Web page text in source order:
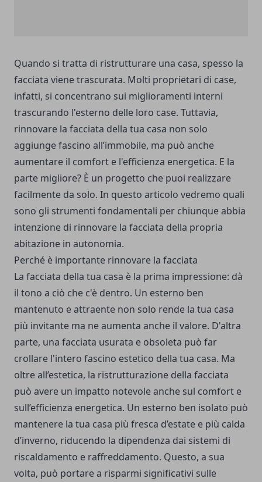
Quando si tratta di ristrutturare una casa, spesso la
facciata viene trascurata. Molti proprietari di case,
infatti, si concentrano sui miglioramenti interni
trascurando l'esterno delle loro case. Tuttavia,
rinnovare la facciata della tua casa non solo
aggiunge fascino all’immobile, ma può anche
aumentare il comfort e l'efficienza energetica. E la
parte migliore? È un progetto che puoi realizzare
facilmente da solo. In questo articolo vedremo quali
sono gli strumenti fondamentali per chiunque abbia
intenzione di rinnovare la facciata della propria
abitazione in autonomia.
Perché è importante rinnovare la facciata
La facciata della tua casa è la prima impressione: dà
il tono a ciò che c'è dentro. Un esterno ben
mantenuto e attraente non solo rende la tua casa
più invitante ma ne aumenta anche il valore. D'altra
parte, una facciata usurata e obsoleta può far
crollare l'intero fascino estetico della tua casa. Ma
oltre all’estetica, la ristrutturazione della facciata
può avere un impatto notevole anche sul comfort e
sull’efficienza energetica. Un esterno ben isolato può
mantenere la tua casa più fresca d’estate e più calda
d’inverno, riducendo la dipendenza dai sistemi di
riscaldamento e raffreddamento. Questo, a sua
volta, può portare a risparmi significativi sulle